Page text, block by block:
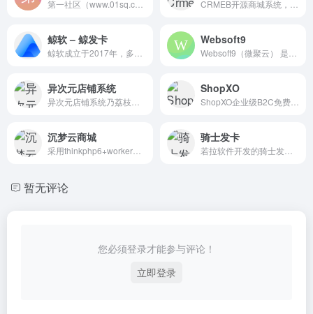
鲸软 – 鲸发卡 Websoft9
异次元店铺系统 ShopXO
沉梦云商城 骑士发卡
暂无评论
您必须登录才能参与评论！
立即登录